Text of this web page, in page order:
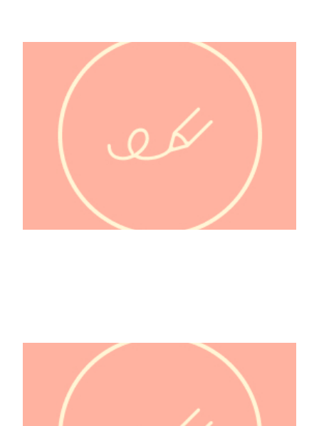
@Fée_de_beaux_rêves
@hamstouille_bambin